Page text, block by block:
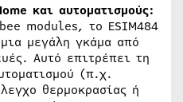
και αυτοματισμούς:
modules, το ESIM484
μεγάλη γκάμα από
Αυτό επιτρέπει τη
(π.χ.
θερμοκρασίας ή